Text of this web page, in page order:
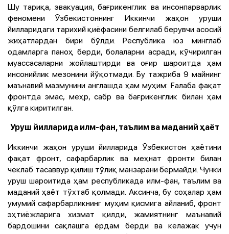
Шу тариқа, эвакуация, бағрикенглик ва инсонпарварлик
феномени Ўзбекистоннинг Иккинчи жаҳон уруши
йилларидаги тарихий қиёфасини белгилаб берувчи асосий
жиҳатлардан бири бўлди. Республика юз минглаб
одамларга паноҳ берди, болаларни асради, кўчирилган
муассасаларни жойлаштирди ва оғир шароитда ҳам
инсонийлик мезонини йўқотмади. Бу тажриба 9 майнинг
маънавий мазмунини англашда ҳам муҳим: Ғалаба фақат
фронтда эмас, меҳр, сабр ва бағрикенглик билан ҳам
қўлга киритилган.
Уруш йилларида илм-фан, таълим ва маданий ҳаёт
Иккинчи жаҳон уруши йилларида Ўзбекистон ҳаётини
фақат фронт, сафарбарлик ва меҳнат фронти билан
чеклаб тасаввур қилиш тўлиқ манзарани бермайди. Чунки
уруш шароитида ҳам республикада илм-фан, таълим ва
маданий ҳаёт тўхтаб қолмади. Аксинча, бу соҳалар ҳам
умумий сафарбарликнинг муҳим қисмига айланиб, фронт
эҳтиёжларига хизмат қилди, жамиятнинг маънавий
бардошини сақлашга ёрдам берди ва келажак учун